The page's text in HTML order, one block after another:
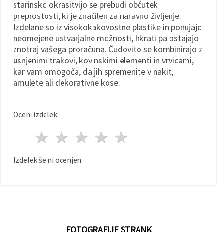
starinsko okrasitvijo se prebudi občutek
preprostosti, ki je značilen za naravno življenje.
Izdelane so iz visokokakovostne plastike in ponujajo
neomejene ustvarjalne možnosti, hkrati pa ostajajo
znotraj vašega proračuna. Čudovito se kombinirajo z
usnjenimi trakovi, kovinskimi elementi in vrvicami,
kar vam omogoča, da jih spremenite v nakit,
amulete ali dekorativne kose.
Oceni izdelek:
4 zvezde
3 zvezde
2 zvezde
1 zvezda
Izdelek še ni ocenjen.
FOTOGRAFIJE STRANK